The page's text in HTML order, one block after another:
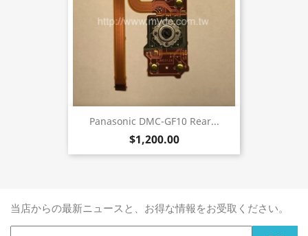
Panasonic DMC-GF10 Rear...
$1,200.00
当店からの最新ニュースと、お得な情報をお受取ください。